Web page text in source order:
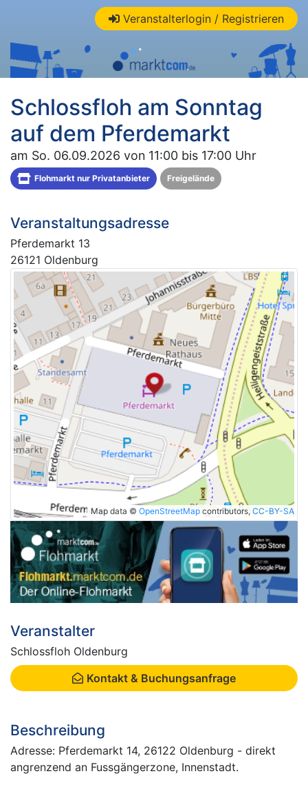
Veranstalterlogin / Registrieren
Schlossfloh am Sonntag
auf dem Pferdemarkt
am So. 06.09.2026 von 11:00 bis 17:00 Uhr
Flohmarkt nur Privatanbieter Freigelände
Veranstaltungsadresse
Pferdemarkt 13
26121 Oldenburg
Map data © OpenStreetMap contributors, CC-BY-SA
Veranstalter
Schlossfloh Oldenburg
Kontakt & Buchungsanfrage
Beschreibung
Adresse: Pferdemarkt 14, 26122 Oldenburg - direkt
angrenzend an Fussgängerzone, Innenstadt.